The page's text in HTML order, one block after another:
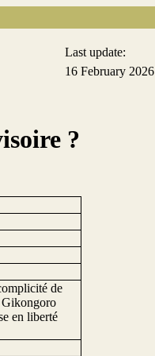
Last update:
16 February 2026
?
de
Gikongoro
en liberté